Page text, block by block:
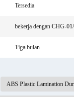
Tersedia
bekerja dengan CHG-
Tiga bulan
ABS Plastic Lamination